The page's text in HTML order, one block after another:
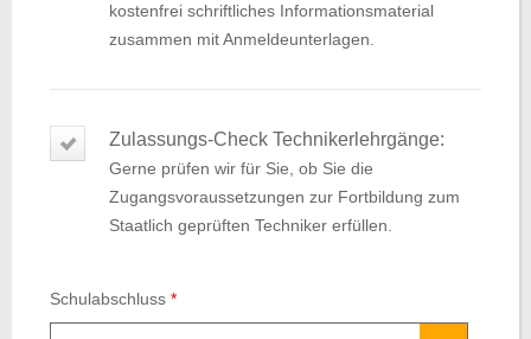
kostenfrei schriftliches Informationsmaterial
zusammen mit Anmeldeunterlagen.
Zulassungs-Check Technikerlehrgänge:
Gerne prüfen wir für Sie, ob Sie die
Zugangsvoraussetzungen zur Fortbildung zum
Staatlich geprüften Techniker erfüllen.
Schulabschluss *